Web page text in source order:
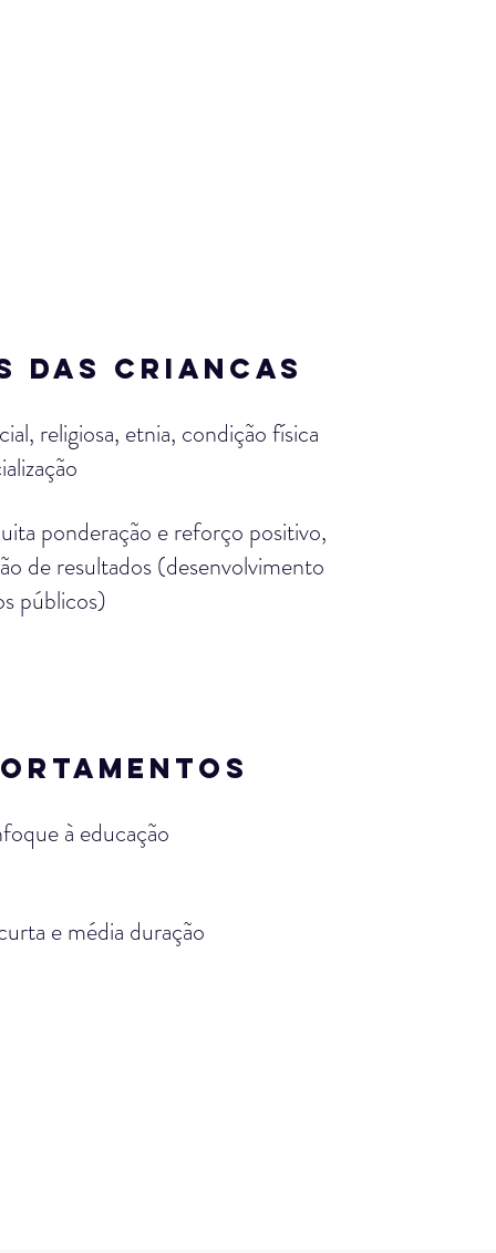
DAS CRIANCAS
religiosa, etnia, condição física
ponderação e reforço positivo,
de resultados (desenvolvimento
públicos)
à educação
e média duração